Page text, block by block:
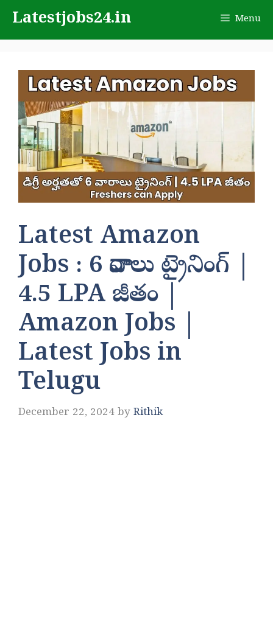
content
Latestjobs24.in Menu
Latest Amazon
Jobs : 6 వారాలు ట్రైనింగ్ |
4.5 LPA జీతం |
Amazon Jobs |
Latest Jobs in
Telugu
December 22, 2024 by Rithik